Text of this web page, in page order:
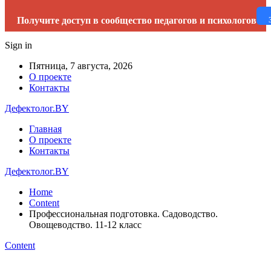
Получите доступ в сообщество педагогов и психологов
Sign in
Пятница, 7 августа, 2026
О проекте
Контакты
Дефектолог.BY
Главная
О проекте
Контакты
Дефектолог.BY
Home
Content
Профессиональная подготовка. Садоводство.
Овощеводство. 11-12 класс
Content